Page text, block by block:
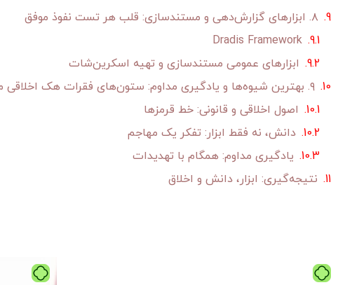
۸. ابزارهای گزارش‌دهی و مستندسازی: قلب هر تست نفوذ موفق
Dradis Framework
ابزارهای عمومی مستندسازی و تهیه اسکرین‌شات
۹. بهترین شیوه‌ها و یادگیری مداوم: ستون‌های فقرات هک اخلاقی موفق
اصول اخلاقی و قانونی: خط قرمزها
دانش، نه فقط ابزار: تفکر یک مهاجم
یادگیری مداوم: همگام با تهدیدات
نتیجه‌گیری: ابزار، دانش و اخلاق